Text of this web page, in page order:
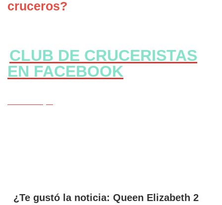
cruceros?
CLUB DE CRUCERISTAS
EN FACEBOOK
¿Te gustó la noticia: Queen Elizabeth 2